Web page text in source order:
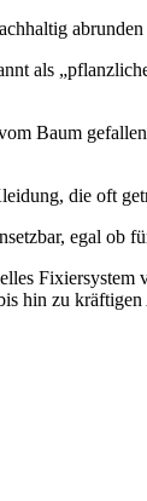
abrunden
als
Baum
die oft
egal ob
Fixiersystem
hin zu kräftigen